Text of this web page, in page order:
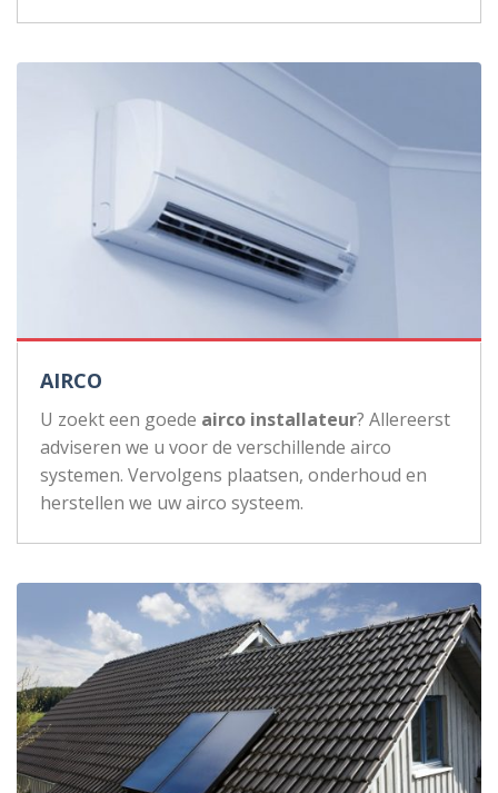
AIRCO
U zoekt een goede airco installateur? Allereerst
adviseren we u voor de verschillende airco
systemen. Vervolgens plaatsen, onderhoud en
herstellen we uw airco systeem.